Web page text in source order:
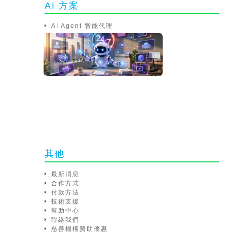
AI 方案
AI Agent 智能代理
其他
最新消息
合作方式
付款方法
技術支援
幫助中心
聯絡我們
慈善機構贊助優惠